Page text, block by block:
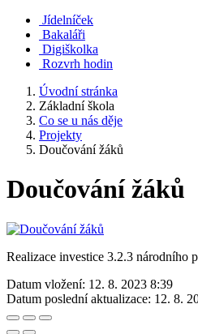
Jídelníček
Bakaláři
Digiškolka
Rozvrh hodin
Úvodní stránka
Základní škola
Co se u nás děje
Projekty
Doučování žáků
Doučování žáků
Realizace investice 3.2.3 národního
Datum vložení: 12. 8. 2023 8:39
Datum poslední aktualizace: 12. 8.